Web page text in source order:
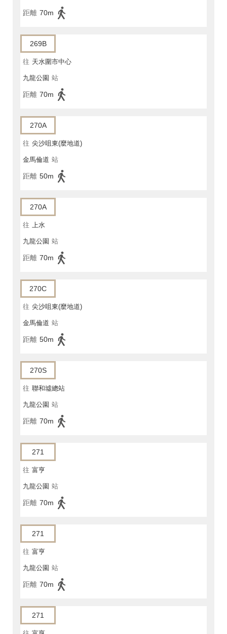
距離 70m
269B
往 天水圍市中心
九龍公園 站
距離 70m
270A
往 尖沙咀東(麼地道)
金馬倫道 站
距離 50m
270A
往 上水
九龍公園 站
距離 70m
270C
往 尖沙咀東(麼地道)
金馬倫道 站
距離 50m
270S
往 聯和墟總站
九龍公園 站
距離 70m
271
往 富亨
九龍公園 站
距離 70m
271
往 富亨
九龍公園 站
距離 70m
271